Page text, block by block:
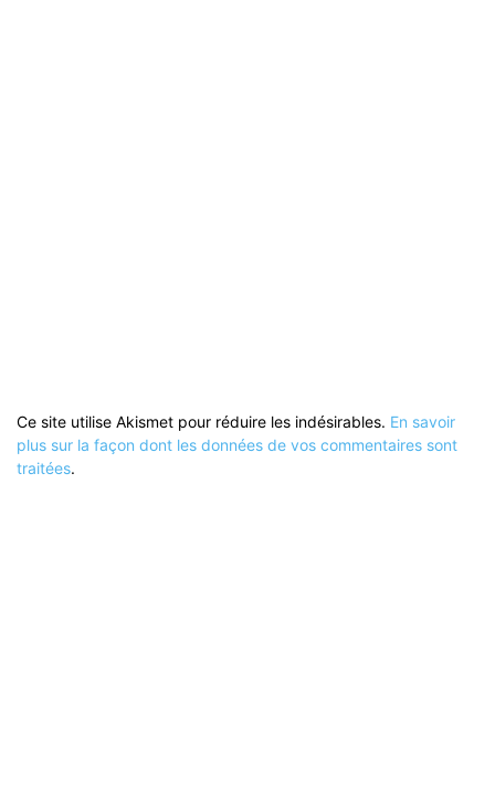
Ce site utilise Akismet pour réduire les indésirables. En savoir
plus sur la façon dont les données de vos commentaires sont
traitées.